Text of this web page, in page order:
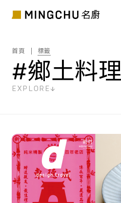
首頁 標籤
#鄉土料理
EXPLORE
共1筆搜尋結果